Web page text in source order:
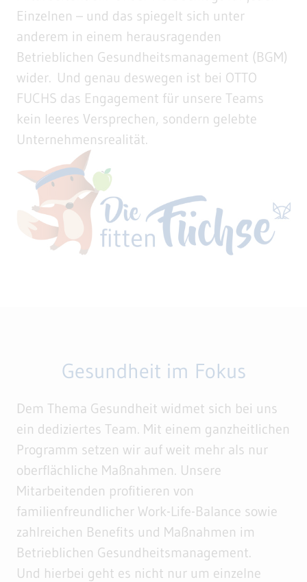
Einzelnen – und das spiegelt sich unter
anderem in einem herausragenden
Betrieblichen Gesundheitsmanagement (BGM)
wider. Und genau deswegen ist bei OTTO
FUCHS das Engagement für unsere Teams
kein leeres Versprechen, sondern gelebte
Unternehmensrealität.
Gesundheit im Fokus
Dem Thema Gesundheit widmet sich bei uns
ein dediziertes Team. Mit einem ganzheitlichen
Programm setzen wir auf weit mehr als nur
oberflächliche Maßnahmen. Unsere
Mitarbeitenden profitieren von
familienfreundlicher Work-Life-Balance sowie
zahlreichen Benefits und Maßnahmen im
Betrieblichen Gesundheitsmanagement.
Und hierbei geht es nicht nur um einzelne